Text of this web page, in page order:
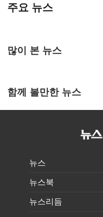
주요 뉴스
많이 본 뉴스
함께 볼만한 뉴스
뉴스
뉴스북
뉴스리듬